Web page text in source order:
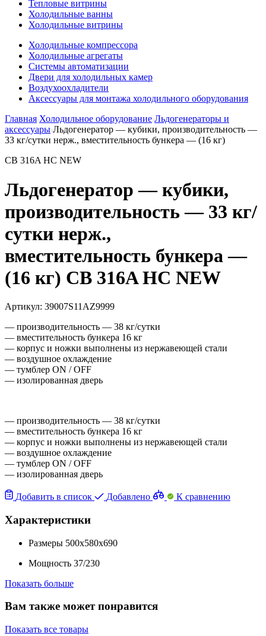
Тепловые витрины
Холодильные ванны
Холодильные витрины
Холодильные компрессора
Холодильные агрегаты
Системы автоматизации
Двери для холодильных камер
Воздухоохладители
Аксессуары для монтажа холодильного оборудования
Главная Холодильное оборудование Льдогенераторы и
аксессуары Льдогенератор — кубики, производительность —
33 кг/сутки нерж., вместительность бункера — (16 кг)
CB 316A HC NEW
Льдогенератор — кубики,
производительность — 33 кг/
сутки нерж.,
вместительность бункера —
(16 кг) CB 316A HC NEW
Артикул: 39007S11AZ9999
— производительность — 38 кг/сутки
— вместительность бункера 16 кг
— корпус и ножки выполнены из нержавеющей стали
— воздушное охлаждение
— тумблер ON / OFF
— изолированная дверь
— производительность — 38 кг/сутки
— вместительность бункера 16 кг
— корпус и ножки выполнены из нержавеющей стали
— воздушное охлаждение
— тумблер ON / OFF
— изолированная дверь
Добавить в список Добавлено К сравнению
Характеристики
Размеры 500х580х690
Мощность 37/230
Показать больше
Вам также может понравится
Показать все товары